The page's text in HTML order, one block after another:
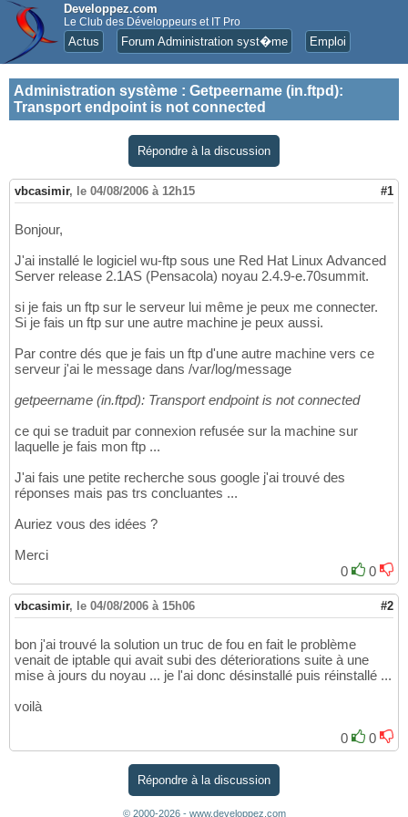
Developpez.com
Le Club des Développeurs et IT Pro
Actus Forum Administration syst�me Emploi
Administration système : Getpeername (in.ftpd):
Transport endpoint is not connected
Répondre à la discussion
vbcasimir, le 04/08/2006 à 12h15 #1
Bonjour,
J'ai installé le logiciel wu-ftp sous une Red Hat Linux Advanced
Server release 2.1AS (Pensacola) noyau 2.4.9-e.70summit.
si je fais un ftp sur le serveur lui même je peux me connecter.
Si je fais un ftp sur une autre machine je peux aussi.
Par contre dés que je fais un ftp d'une autre machine vers ce
serveur j'ai le message dans /var/log/message
getpeername (in.ftpd): Transport endpoint is not connected
ce qui se traduit par connexion refusée sur la machine sur
laquelle je fais mon ftp ...
J'ai fais une petite recherche sous google j'ai trouvé des
réponses mais pas trs concluantes ...
Auriez vous des idées ?
Merci
0
0
vbcasimir, le 04/08/2006 à 15h06 #2
bon j'ai trouvé la solution un truc de fou en fait le problème
venait de iptable qui avait subi des déteriorations suite à une
mise à jours du noyau ... je l'ai donc désinstallé puis réinstallé ...
voilà
0 0
Répondre à la discussion
© 2000-2026 - www.developpez.com